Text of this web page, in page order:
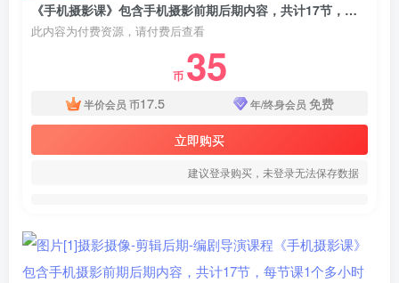
《手机摄影课》包含手机摄影前期后期内容，共计17节，每节课1个多小时
此内容为付费资源，请付费后查看
币 35
半价会员 币17.5 年/终身会员 免费
立即购买
建议登录购买，未登录无法保存数据